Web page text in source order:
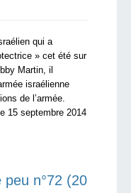
qui a
» cet été sur
Martin, il
israélienne
de l’armée.
15 septembre 2014
n°72 (20